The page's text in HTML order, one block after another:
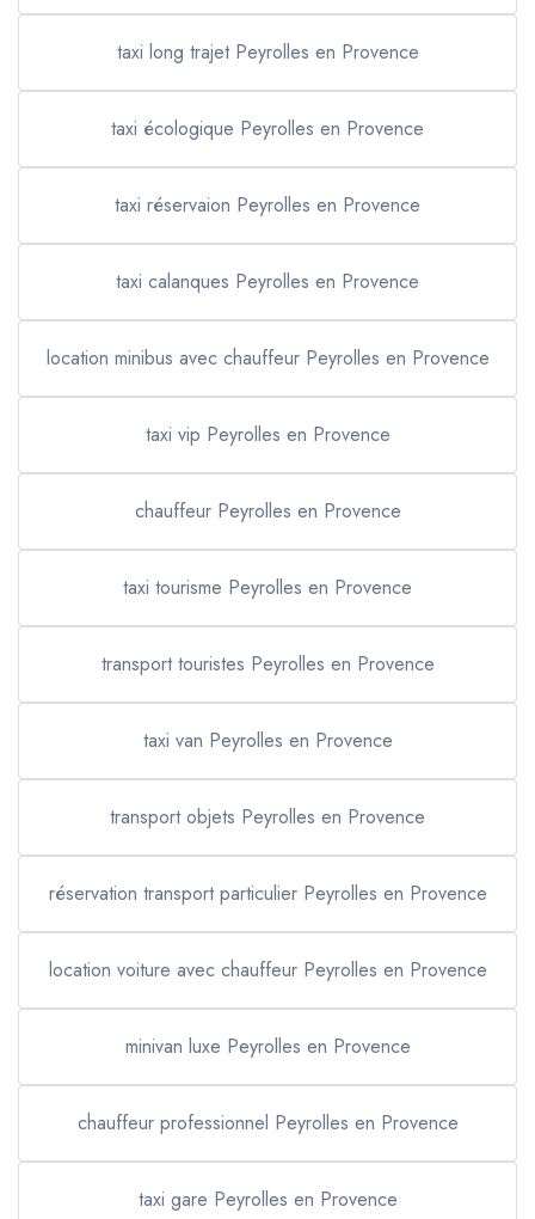
taxi long trajet Peyrolles en Provence
taxi écologique Peyrolles en Provence
taxi réservaion Peyrolles en Provence
taxi calanques Peyrolles en Provence
location minibus avec chauffeur Peyrolles en Provence
taxi vip Peyrolles en Provence
chauffeur Peyrolles en Provence
taxi tourisme Peyrolles en Provence
transport touristes Peyrolles en Provence
taxi van Peyrolles en Provence
transport objets Peyrolles en Provence
réservation transport particulier Peyrolles en Provence
location voiture avec chauffeur Peyrolles en Provence
minivan luxe Peyrolles en Provence
chauffeur professionnel Peyrolles en Provence
taxi gare Peyrolles en Provence